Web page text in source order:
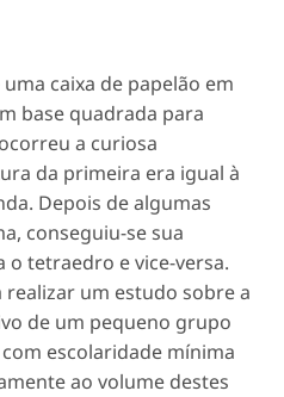
caixa de papelão em
base quadrada para
a curiosa
da primeira era igual à
Depois de algumas
conseguiu-se sua
o tetraedro e vice-versa.
um estudo sobre a
de um pequeno grupo
escolaridade mínima
ao volume destes